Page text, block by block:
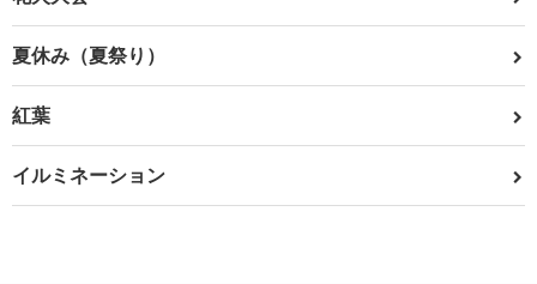
夏休み（夏祭り）
紅葉
イルミネーション